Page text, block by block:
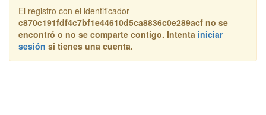
El registro con el identificador
c870c191fdf4c7bf1e44610d5ca8836c0e289acf no se
encontró o no se comparte contigo. Intenta iniciar
sesión si tienes una cuenta.